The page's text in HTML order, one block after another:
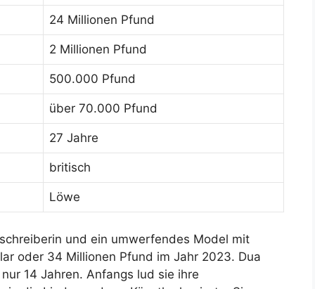
24 Millionen Pfund
2 Millionen Pfund
500.000 Pfund
über 70.000 Pfund
27 Jahre
britisch
Löwe
und ein umwerfendes Model mit
oder 34 Millionen Pfund im Jahr 2023. Dua
14 Jahren. Anfangs lud sie ihre